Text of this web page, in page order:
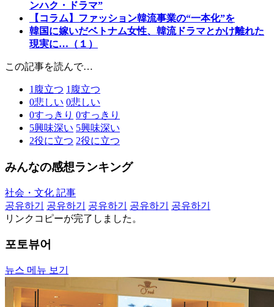
ンハク・ドラマ”
【コラム】ファッション韓流事業の“一本化”を
韓国に嫁いだベトナム女性、韓流ドラマとかけ離れた
現実に…（１）
この記事を読んで…
1 腹立つ 1 腹立つ
0悲しい 0悲しい
0すっきり 0すっきり
5興味深い 5興味深い
2役に立つ 2役に立つ
みんなの感想ランキング
社会・文化 記事
공유하기
공유하기 공유하기 공유하기
공유하기
リンクコピーが完了しました。
포토뷰어
뉴스 메뉴 보기